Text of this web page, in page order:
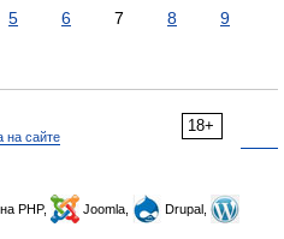
5 6 7 8
9
18+
на сайте
PHP, Joomla,
Drupal,